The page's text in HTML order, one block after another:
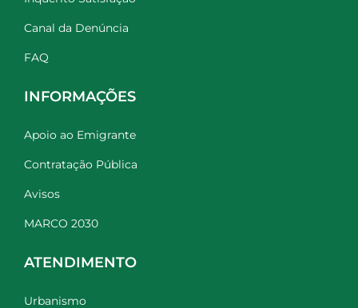
Canal da Denúncia
FAQ
INFORMAÇÕES
Apoio ao Emigrante
Contratação Pública
Avisos
MARCO 2030
ATENDIMENTO
Urbanismo